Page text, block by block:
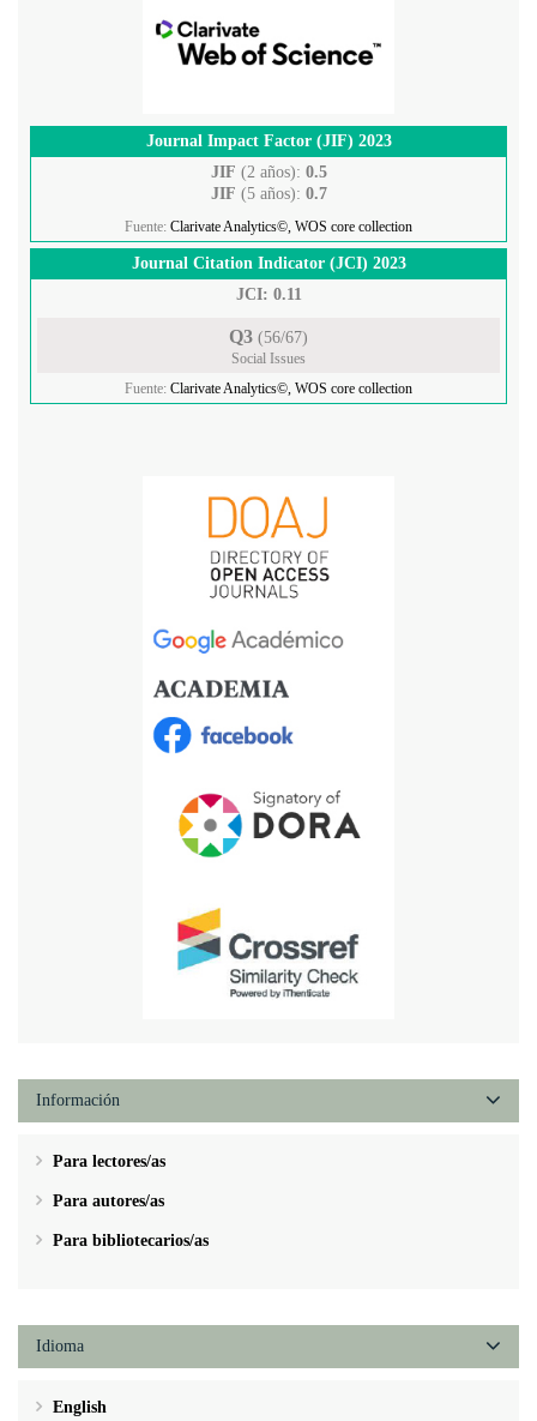
Journal Impact Factor (JIF) 2023
JIF (2 años): 0.5
JIF (5 años): 0.7
Fuente: Clarivate Analytics©, WOS core collection
Journal Citation Indicator (JCI) 2023
JCI: 0.11
Q3 (56/67)
Social Issues
Fuente: Clarivate Analytics©, WOS core collection
Información
Para lectores/as
Para autores/as
Para bibliotecarios/as
Idioma
English